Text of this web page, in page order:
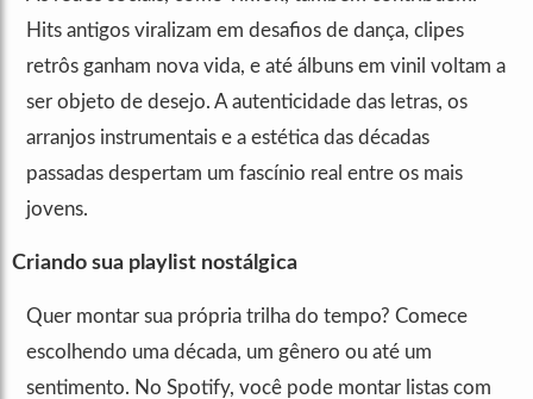
Hits antigos viralizam em desafios de dança, clipes
retrôs ganham nova vida, e até álbuns em vinil voltam a
ser objeto de desejo. A autenticidade das letras, os
arranjos instrumentais e a estética das décadas
passadas despertam um fascínio real entre os mais
jovens.
Criando sua playlist nostálgica
Quer montar sua própria trilha do tempo? Comece
escolhendo uma década, um gênero ou até um
sentimento. No Spotify, você pode montar listas com